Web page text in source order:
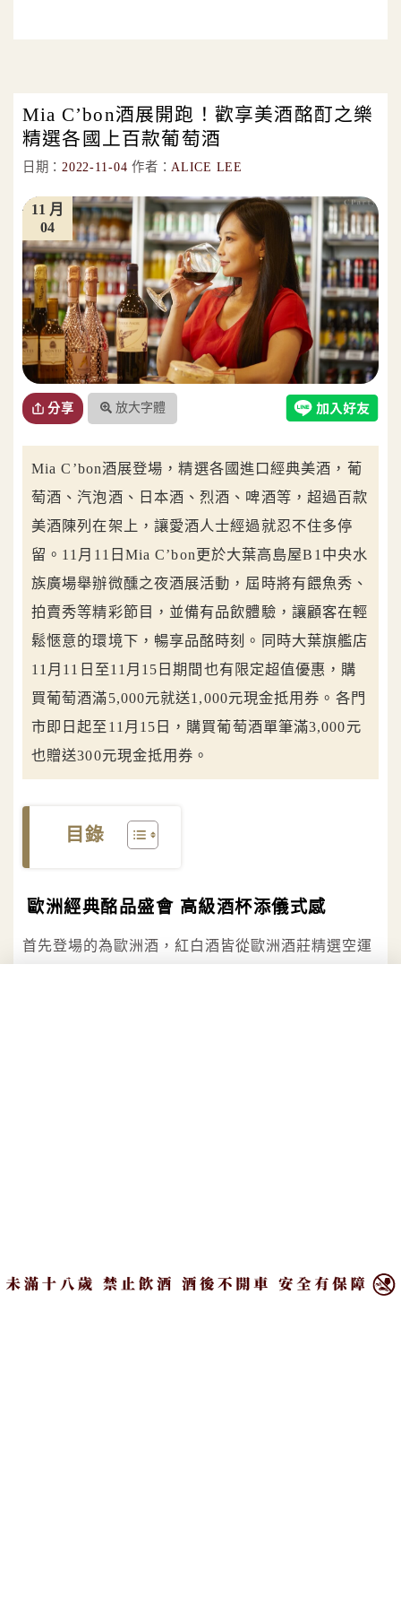
Mia C’bon酒展開跑！歡享美酒酩酊之樂
精選各國上百款葡萄酒
日期： 2022-11-04 作者： ALICE LEE
04
11 月
分享 放大字體
Mia C’bon酒展登場，精選各國進口經典美酒，葡
萄酒、汽泡酒、日本酒、烈酒、啤酒等，超過百款
美酒陳列在架上，讓愛酒人士經過就忍不住多停
留。11月11日Mia C’bon更於大葉高島屋B1中央水
族廣場舉辦微醺之夜酒展活動，屆時將有餵魚秀、
拍賣秀等精彩節目，並備有品飲體驗，讓顧客在輕
鬆愜意的環境下，暢享品酩時刻。同時大葉旗艦店
11月11日至11月15日期間也有限定超值優惠，購
買葡萄酒滿5,000元就送1,000元現金抵用券。各門
市即日起至11月15日，購買葡萄酒單筆滿3,000元
也贈送300元現金抵用券。
目錄
歐洲經典酩品盛會 高級酒杯添儀式感
首先登場的為歐洲酒，紅白酒皆從歐洲酒莊精選空運
璃酒杯品牌，享有「酒杯中的賓士」之美譽，現代感